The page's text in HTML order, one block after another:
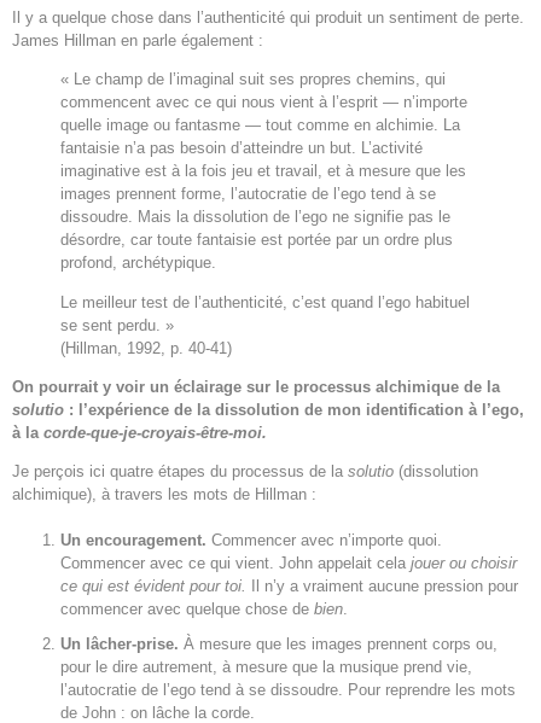
Il y a quelque chose dans l’authenticité qui produit un sentiment de perte.
James Hillman en parle également :
« Le champ de l’imaginal suit ses propres chemins, qui
commencent avec ce qui nous vient à l’esprit — n’importe
quelle image ou fantasme — tout comme en alchimie. La
fantaisie n’a pas besoin d’atteindre un but. L’activité
imaginative est à la fois jeu et travail, et à mesure que les
images prennent forme, l’autocratie de l’ego tend à se
dissoudre. Mais la dissolution de l’ego ne signifie pas le
désordre, car toute fantaisie est portée par un ordre plus
profond, archétypique.
Le meilleur test de l’authenticité, c’est quand l’ego habituel
se sent perdu. »
(Hillman, 1992, p. 40-41)
On pourrait y voir un éclairage sur le processus alchimique de la
solutio : l’expérience de la dissolution de mon identification à l’ego,
à la corde-que-je-croyais-être-moi.
Je perçois ici quatre étapes du processus de la solutio (dissolution
alchimique), à travers les mots de Hillman :
Un encouragement. Commencer avec n’importe quoi.
Commencer avec ce qui vient. John appelait cela jouer ou choisir
ce qui est évident pour toi. Il n’y a vraiment aucune pression pour
commencer avec quelque chose de bien
Un lâcher-prise. À mesure que les images prennent corps ou,
pour le dire autrement, à mesure que la musique prend vie,
l’autocratie de l’ego tend à se dissoudre. Pour reprendre les mots
de John : on lâche la corde.